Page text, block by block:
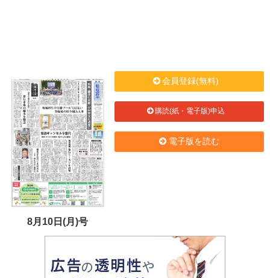
8月10日(月)号
会員登録(無料)
購読(紙・電子版)申込
電子版を読む